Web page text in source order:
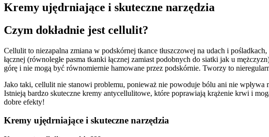
Kremy ujędrniające i skuteczne narzędzia
Czym dokładnie jest cellulit?
Cellulit to niezapalna zmiana w podskórnej tkance tłuszczowej na udach i
łącznej (równoległe pasma tkanki łącznej zamiast podobnych do siatki jak u
górę i nie mogą być równomiernie hamowane przez podskórnie. Tworzy to
Jako taki, cellulit nie stanowi problemu, ponieważ nie powoduje bólu ani nie
Istnieją bardzo skuteczne kremy antycellulitowe, które poprawiają krążenie krwi i
dobre efekty!
Kremy ujędrniające i skuteczne narzędzia